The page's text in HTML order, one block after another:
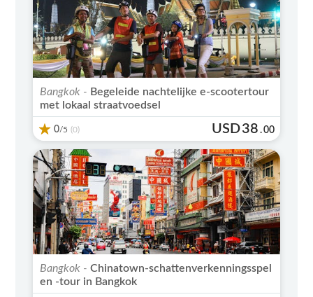
Bangkok - Begeleide nachtelijke e-scootertour
met lokaal straatvoedsel
0/5 (0) USD38 .00
Bangkok - Chinatown-schattenverkenningsspel
en -tour in Bangkok